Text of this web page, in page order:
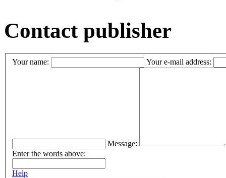
Contact publisher
Your name: Your e-mail address:
Message:
Enter the words above:
Help